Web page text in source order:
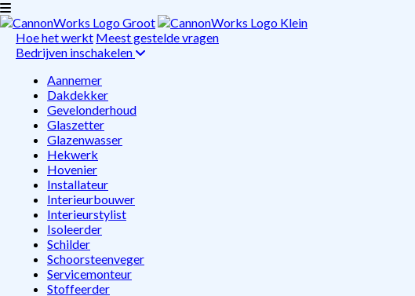
Hoe het werkt Meest gestelde vragen
Bedrijven inschakelen
Aannemer
Dakdekker
Gevelonderhoud
Glaszetter
Glazenwasser
Hekwerk
Hovenier
Installateur
Interieurbouwer
Interieurstylist
Isoleerder
Schilder
Schoorsteenveger
Servicemonteur
Stoffeerder